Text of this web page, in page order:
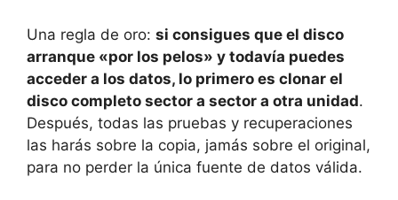
Una regla de oro: si consigues que el disco
arranque «por los pelos» y todavía puedes
acceder a los datos, lo primero es clonar el
disco completo sector a sector a otra unidad.
Después, todas las pruebas y recuperaciones
las harás sobre la copia, jamás sobre el original,
para no perder la única fuente de datos válida.